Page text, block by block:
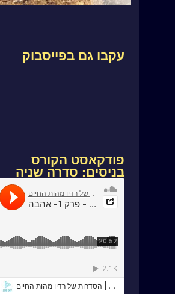
עקבו גם בפייסבוק
פודקאסט הקורס
בניסים: סדרה שניה